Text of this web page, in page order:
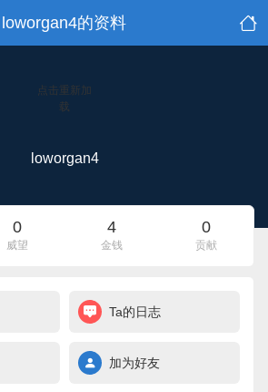
loworgan4的资料
点击重新加
载
loworgan4
0
威望
4
金钱
0
贡献
Ta的日志
加为好友